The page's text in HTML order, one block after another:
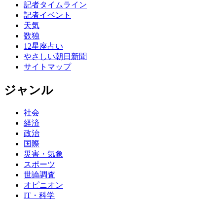
記者タイムライン
記者イベント
天気
数独
12星座占い
やさしい朝日新聞
サイトマップ
ジャンル
社会
経済
政治
国際
災害・気象
スポーツ
世論調査
オピニオン
IT・科学